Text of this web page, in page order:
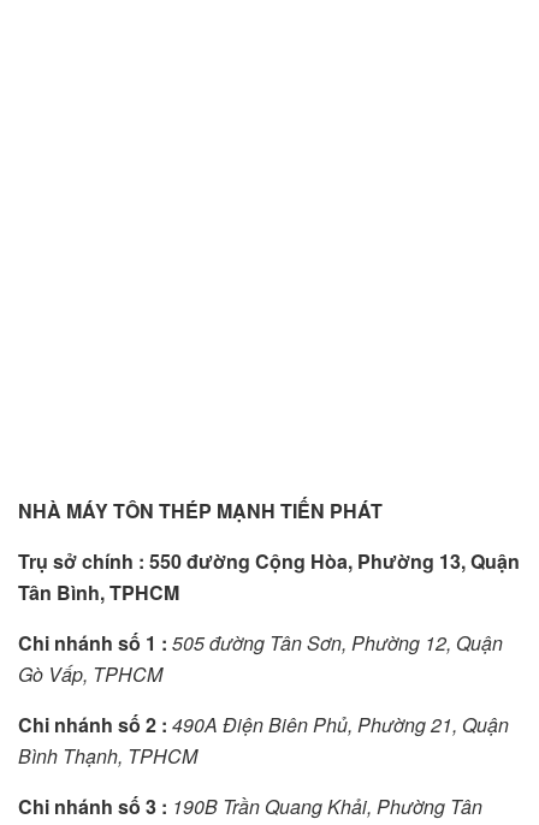
NHÀ MÁY TÔN THÉP MẠNH TIẾN PHÁT
Trụ sở chính : 550 đường Cộng Hòa, Phường 13,Quận
Tân Bình,TPHCM
Chi nhánh số 1 : 505 đường Tân Sơn, Phường 12, Quận
Gò Vấp, TPHCM
Chi nhánh số 2 : 490A Điện Biên Phủ, Phường 21, Quận
Bình Thạnh, TPHCM
Chi nhánh số 3 : 190B Trần Quang Khải, Phường Tân